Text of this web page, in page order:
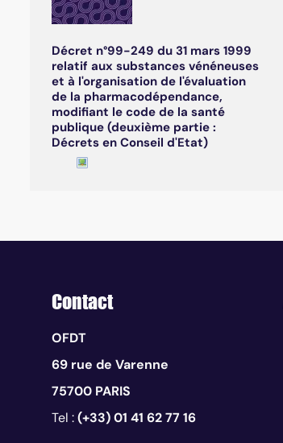
Décret n°99-249 du 31 mars 1999
relatif aux substances vénéneuses
et à l'organisation de l'évaluation
de la pharmacodépendance,
modifiant le code de la santé
publique (deuxième partie :
Décrets en Conseil d'Etat)
Contact
OFDT
69 rue de Varenne
75700 PARIS
Tel :(+33) 01 41 62 77 16